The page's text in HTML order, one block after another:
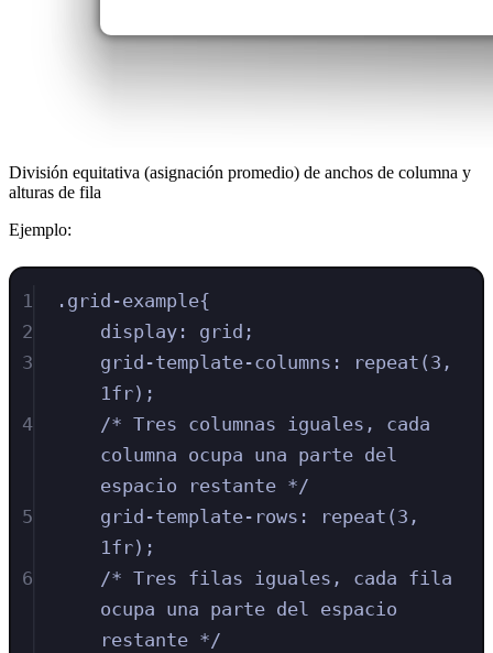
División equitativa (asignación promedio) de anchos de columna y
alturas de fila
Ejemplo:
1 . grid-example{
2
display : grid ;
3
grid-template-columns : repeat ( 3 ,
1fr) ;
4
/* Tres columnas iguales, cada
columna ocupa una parte del
espacio restante */
5
grid-template-rows : repeat ( 3 ,
1fr) ;
6
/* Tres filas iguales, cada fila
ocupa una parte del espacio
restante */